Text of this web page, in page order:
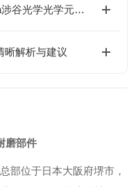
塑造无形之光的无名工匠：shibuya涉谷光学光学元件的工艺与底层逻辑
晰解析与建议
磨部件
部位于日本大阪府堺市，